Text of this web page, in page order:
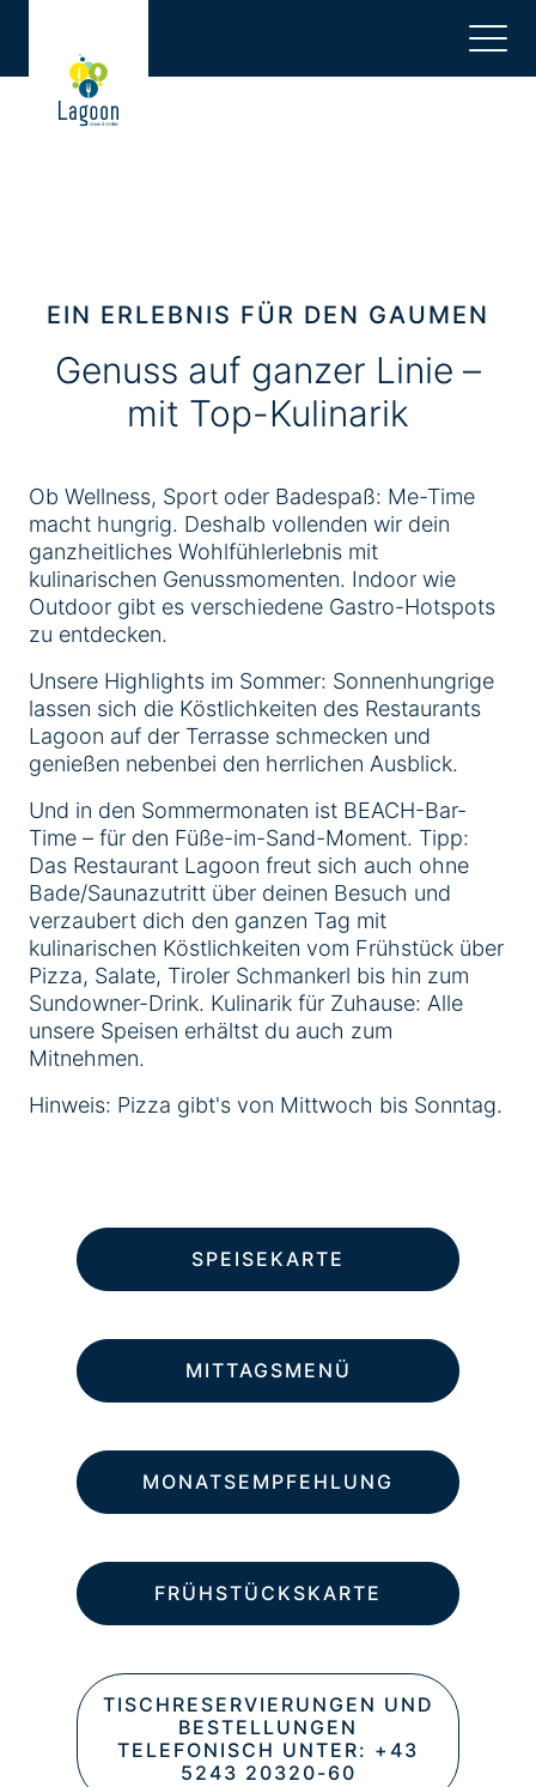
springen.
Genuss auf ganzer Linie –
mit Top-Kulinarik
EIN ERLEBNIS FÜR DEN GAUMEN
Ob Wellness, Sport oder Badespaß: Me-Time
macht hungrig. Deshalb vollenden wir dein
ganzheitliches Wohlfühlerlebnis mit
kulinarischen Genussmomenten. Indoor wie
Outdoor gibt es verschiedene Gastro-Hotspots
zu entdecken.
Unsere Highlights im Sommer: Sonnenhungrige
lassen sich die Köstlichkeiten des Restaurants
Lagoon auf der Terrasse schmecken und
genießen nebenbei den herrlichen Ausblick.
Und in den Sommermonaten ist BEACH-Bar-
Time – für den Füße-im-Sand-Moment. Tipp:
Das Restaurant Lagoon freut sich auch ohne
Bade/Saunazutritt über deinen Besuch und
verzaubert dich den ganzen Tag mit
kulinarischen Köstlichkeiten vom Frühstück über
Pizza, Salate, Tiroler Schmankerl bis hin zum
Sundowner-Drink. Kulinarik für Zuhause: Alle
unsere Speisen erhältst du auch zum
Mitnehmen.
Hinweis: Pizza gibt's von Mittwoch bis Sonntag.
SPEISEKARTE
MITTAGSMENÜ
MONATSEMPFEHLUNG
FRÜHSTÜCKSKARTE
TISCHRESERVIERUNGEN UND
BESTELLUNGEN
TELEFONISCH UNTER: +43
5243 20320-60